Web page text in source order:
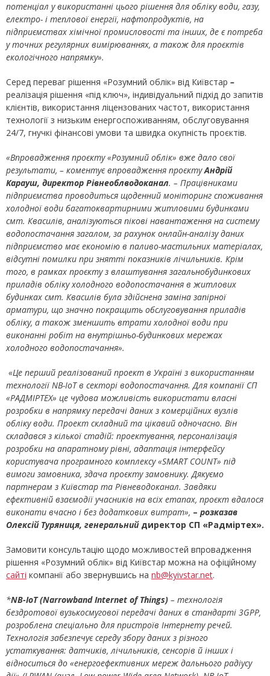
потенціал у використанні цього рішення для обліку води, газу,
електро- і теплової енергії, нафтопродуктів, на
підприємствах хімічної промисловості та інших, де є потреба
у точних регулярних вимірюваннях, а також для проєктів
екологічного напрямку».
Серед переваг рішення «Розумний облік» від Київстар –
реалізація рішення «під ключ», індивідуальний підхід до запитів
клієнтів, використання ліцензованих частот, використання
технології з низьким енергоспоживанням, обслуговування
24/7, гнучкі фінансові умови та швидка окупність проєктів.
«Впровадження проєкту «Розумний облік» вже дало свої
результати, – коментує впровадження проєктуАндрій
Карауш, директор Рівнеоблводоканал. – Працівниками
підприємства проводиться щоденний моніторинг споживання
холодної води багатоквартирними житловими будинками
смт. Квасилів, аналізуються пікові навантаження на систему
водопостачання загалом, за рахунок онлайн-аналізу даних
підприємство має економію в паливо-мастильних матеріалах,
відсутні помилки при знятті показників лічильників. Крім
того, в рамках проєкту з влаштування загальнобудинкових
приладів обліку холодного водопостачання в житлових
будинках смт. Квасилів була здійснена заміна запірної
арматури, що значно покращить обслуговування приладів
обліку, а також зменшить втрати холодної води при
виконанні робіт на внутрішньо-будинкових мережах
холодного водопостачання».
«Це перший реалізований проект в Україні з використанням
технології NB-IoT в секторі водопостачання. Для компанії СП
«РАДМІРТЕХ» це чудова можливість використати власні
розробки в напрямку передачі даних з комерційних вузлів
обліку води. Проект складний та цікавий одночасно. Він
складався з кілької стадій: проектування, персоналізація
розробки на апаратному рівні, адаптація інтерфейсу
користувача програмного комплексу «SMART COUNT» під
вимоги замовника, здача проєкту замовнику. Дякуємо
партнерам з Київстар та Рівневодоканал. Завдяки
ефективній взаємодії учасників на всіх етапах, проєкт вдалося
виконати вчасно і без додаткових витрат», – розказав
Олексій Туряниця, генеральний директор СП «Радміртех».
Замовити консультацію щодо можливостей впровадження
рішення «Розумний облік» від Київстар можна на офіційному
сайті компанії або звернувшись на nb@kyivstar.net.
*NB-IoT (Narrowband Internet of Things) – технологія
бездротової вузькосмугової передачі даних в стандарті 3GPP,
розроблена спеціально для пристроїв Інтернету речей.
Технологія забезпечує середу збору даних з різного
устаткування: датчиків, лічильників, сенсорів й інших і
відноситься до «енергоефективних мереж дальнього радіусу